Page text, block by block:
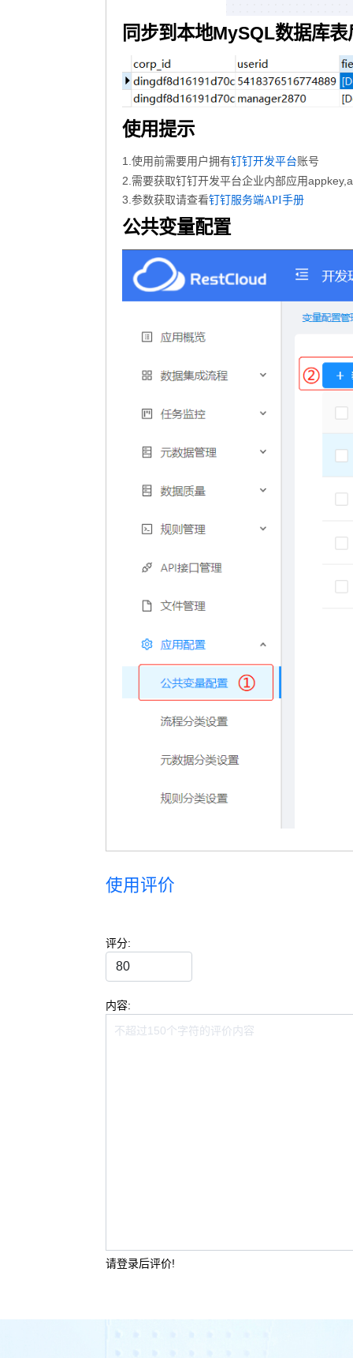
同步到本地MySQL数据库
使用提示
1.使用前需要用户拥有钉钉开发平台账号
2.需要获取钉钉开发平台企业内部应用
3.参数获取请查看钉钉服务端API手册
公共变量配置
使用评价
评分:
内容:
请登录后评价!